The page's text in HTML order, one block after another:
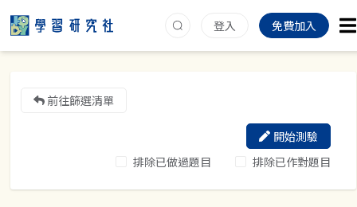
登入 免費加入
前往篩選清單
排除已做過題目 排除已作對題目
開始測驗